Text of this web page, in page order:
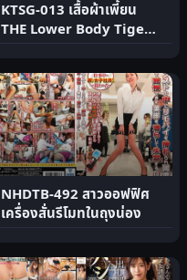
KTSG-013 เสื้อผ้าเพี้ยน
THE Lower Body Tigers
BEST 8 ชม. Part3
NHDTB-492 สาวออฟฟิศ
เครื่องสั่นรีโมทในถุงน่อง